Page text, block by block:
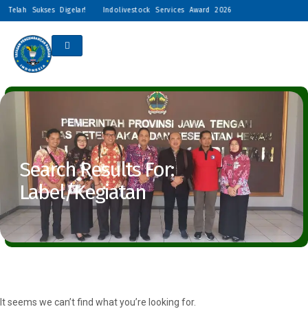
Sukses Digelar! Indolivestock Services Award 2026 Resmi Digelar:
Search Results For:
Label/Kegiatan
It seems we can’t find what you’re looking for.